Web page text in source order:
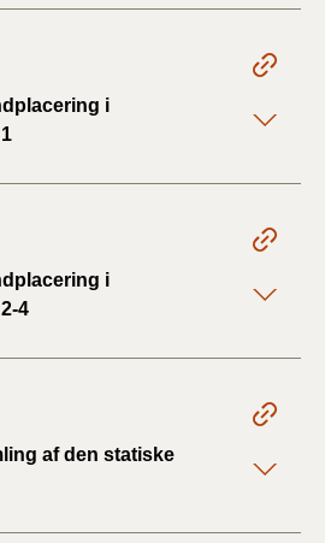
i
i
4
af den statiske